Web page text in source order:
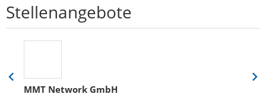
Stellenangebote
MMT Network GmbH
Eine
Eine